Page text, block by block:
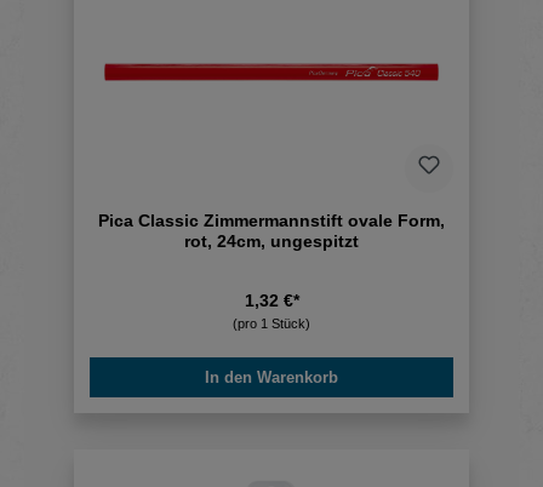
Pica Classic Zimmermannstift ovale Form,
rot, 24cm, ungespitzt
1,32 €*
(pro 1 Stück)
In den Warenkorb